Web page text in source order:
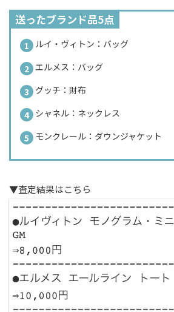
送ったブランド品5点
ルイ・ヴィトン：バッグ
エルメス：バッグ
グッチ：財布
シャネル：ネックレス
モンクレール：ダウンジャケット
▼査定結果はこちら